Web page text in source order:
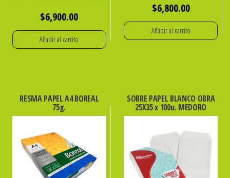
$6,900.00
Añadir al carrito
$6,800.00
Añadir al carrito
RESMA PAPEL A4 BOREAL
75g.
SOBRE PAPEL BLANCO OBRA
25X35 x 100u. MEDORO